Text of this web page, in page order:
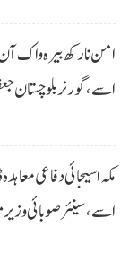
امن نا رکھ بیرہ واک
اسے،گورنر بلوچستان
مکہ اسیجائی دفاعی
اسے،سینئر صوبائی وزیر